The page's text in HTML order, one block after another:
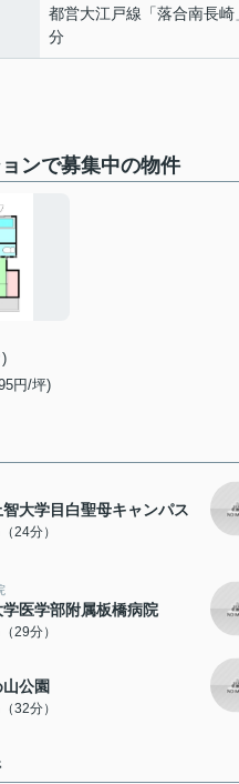
都営大江戸線 「落合南長崎
分
ンで募集中の物件
円/坪)
大学目白聖母キャンパス
24分）
学医学部附属板橋病院
29分）
公園
32分）